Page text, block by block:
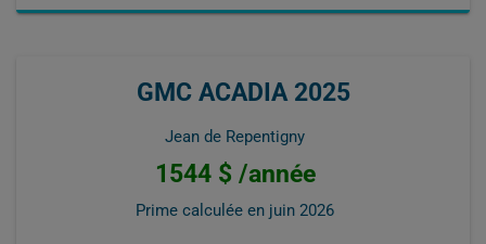
GMC ACADIA 2025
Jean de Repentigny
1544 $ /année
Prime calculée en juin 2026